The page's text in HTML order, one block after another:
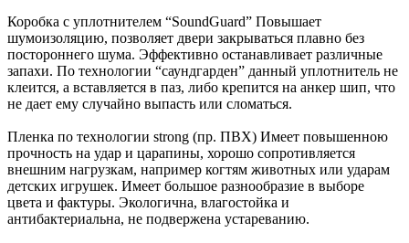
Коробка с уплотнителем “SoundGuard” Повышает
шумоизоляцию, позволяет двери закрываться плавно без
постороннего шума. Эффективно останавливает различные
запахи. По технологии “саундгарден” данный уплотнитель не
клеится, а вставляется в паз, либо крепится на анкер шип, что
не дает ему случайно выпасть или сломаться.
Пленка по технологии strong (пр. ПВХ) Имеет повышенною
прочность на удар и царапины, хорошо сопротивляется
внешним нагрузкам, например когтям животных или ударам
детских игрушек. Имеет большое разнообразие в выборе
цвета и фактуры. Экологична, влагостойка и
антибактериальна, не подвержена устареванию.